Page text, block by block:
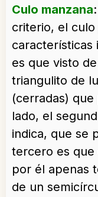
Culo manzana
criterio, el
características
es que visto
triangulito de
(cerradas)
lado, el
indica, que se
tercero es
por él apenas
de un